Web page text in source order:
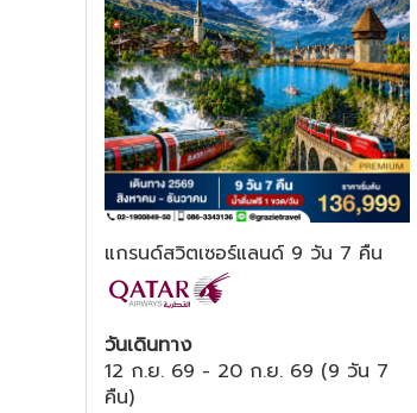
แกรนด์สวิตเซอร์แลนด์ 9 วัน 7 คืน
วันเดินทาง
12 ก.ย. 69 - 20 ก.ย. 69 (9 วัน 7
คืน)